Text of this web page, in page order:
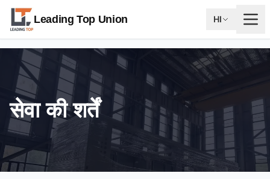
Leading Top Union HI
सेवा की शर्तें